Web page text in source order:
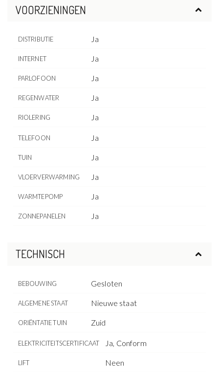
VOORZIENINGEN
DISTRIBUTIE Ja
INTERNET Ja
PARLOFOON Ja
REGENWATER Ja
RIOLERING Ja
TELEFOON Ja
TUIN Ja
VLOERVERWARMING Ja
WARMTEPOMP Ja
ZONNEPANELEN Ja
TECHNISCH
BEBOUWING Gesloten
ALGEMENE STAAT Nieuwe staat
ORIËNTATIE TUIN Zuid
ELEKTRICITEITSCERTIFICAAT Ja, Conform
LIFT Neen